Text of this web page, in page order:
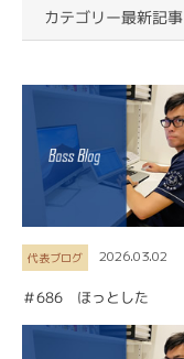
カテゴリー最新記事
代表ブログ 2026.03.02
＃686 ほっとした